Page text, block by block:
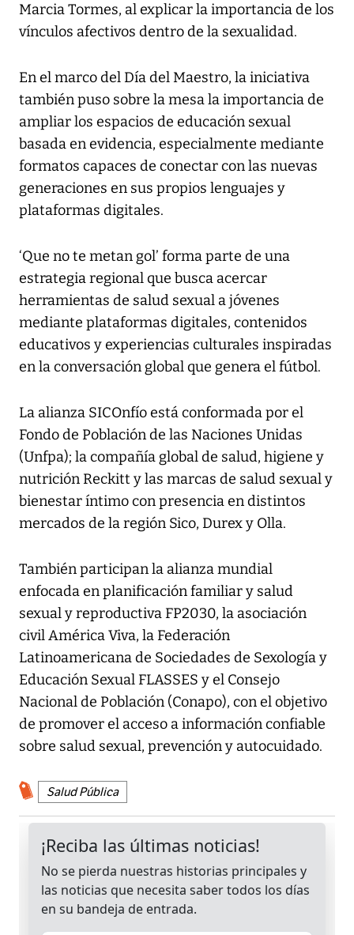
Marcia Tormes, al explicar la importancia de los
vínculos afectivos dentro de la sexualidad.
En el marco del Día del Maestro, la iniciativa
también puso sobre la mesa la importancia de
ampliar los espacios de educación sexual
basada en evidencia, especialmente mediante
formatos capaces de conectar con las nuevas
generaciones en sus propios lenguajes y
plataformas digitales.
‘Que no te metan gol’ forma parte de una
estrategia regional que busca acercar
herramientas de salud sexual a jóvenes
mediante plataformas digitales, contenidos
educativos y experiencias culturales inspiradas
en la conversación global que genera el fútbol.
La alianza SICOnfío está conformada por el
Fondo de Población de las Naciones Unidas
(Unfpa); la compañía global de salud, higiene y
nutrición Reckitt y las marcas de salud sexual y
bienestar íntimo con presencia en distintos
mercados de la región Sico, Durex y Olla.
También participan la alianza mundial
enfocada en planificación familiar y salud
sexual y reproductiva FP2030, la asociación
civil América Viva, la Federación
Latinoamericana de Sociedades de Sexología y
Educación Sexual FLASSES y el Consejo
Nacional de Población (Conapo), con el objetivo
de promover el acceso a información confiable
sobre salud sexual, prevención y autocuidado.
Salud Pública